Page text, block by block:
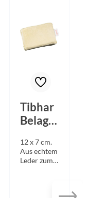
Tibhar
Belagre
sschwa
mm
12 x 7 cm.
Aus echtem
Leder zum